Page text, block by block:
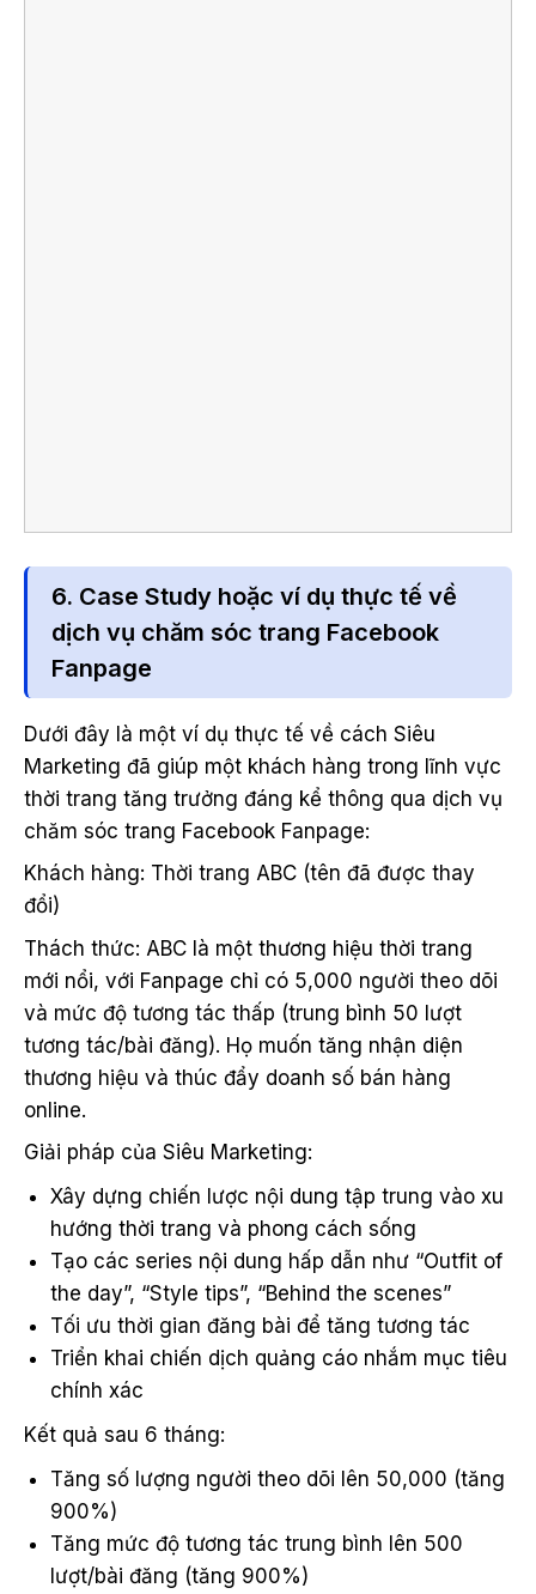
6. Case Study hoặc ví dụ thực tế về
dịch vụ chăm sóc trang Facebook
Fanpage
Dưới đây là một ví dụ thực tế về cách Siêu
Marketing đã giúp một khách hàng trong lĩnh vực
thời trang tăng trưởng đáng kể thông qua dịch vụ
chăm sóc trang Facebook Fanpage:
Khách hàng: Thời trang ABC (tên đã được thay
đổi)
Thách thức: ABC là một thương hiệu thời trang
mới nổi, với Fanpage chỉ có 5,000 người theo dõi
và mức độ tương tác thấp (trung bình 50 lượt
tương tác/bài đăng). Họ muốn tăng nhận diện
thương hiệu và thúc đẩy doanh số bán hàng
online.
Giải pháp của Siêu Marketing:
Xây dựng chiến lược nội dung tập trung vào xu
hướng thời trang và phong cách sống
Tạo các series nội dung hấp dẫn như “Outfit of
the day”, “Style tips”, “Behind the scenes”
Tối ưu thời gian đăng bài để tăng tương tác
Triển khai chiến dịch quảng cáo nhắm mục tiêu
chính xác
Kết quả sau 6 tháng:
Tăng số lượng người theo dõi lên 50,000 (tăng
900%)
Tăng mức độ tương tác trung bình lên 500
lượt/bài đăng (tăng 900%)